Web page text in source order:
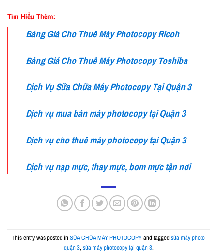
Tìm Hiểu Thêm:
Bảng Giá Cho Thuê Máy Photocopy Ricoh
Bảng Giá Cho Thuê Máy Photocopy Toshiba
Dịch Vụ Sữa Chữa Máy Photocopy Tại Quận 3
Dịch vụ mua bán máy photocopy tại Quận 3
Dịch vụ cho thuê máy photocopy tại Quận 3
Dịch vụ nạp mực, thay mực, bom mực tận nơi
This entry was posted in SỮA CHỮA MÁY PHOTOCOPYand tagged sửa máy photo
quận 3, sửa máy photocopy tại quận 3.